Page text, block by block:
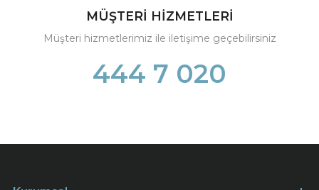
MÜŞTERİ HİZMETLERİ
Müşteri hizmetlerimiz ile iletişime geçebilirsiniz
444 7 020